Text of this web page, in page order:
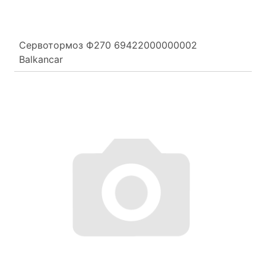
Сервотормоз Ф270 69422000000002
Balkancar